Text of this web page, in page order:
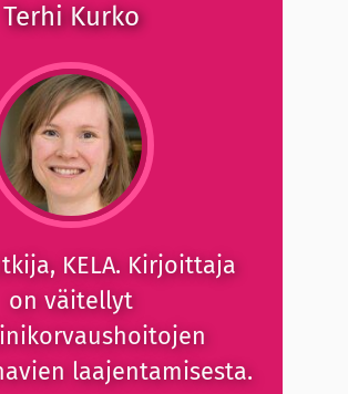
Terhi Kurko
KELA. Kirjoittaja
on väitellyt
laajentamisesta.